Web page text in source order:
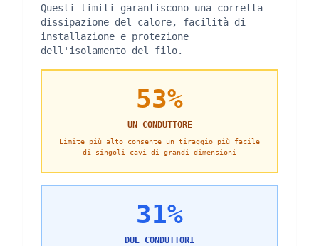
Questi limiti garantiscono una corretta
dissipazione del calore, facilità di
installazione e protezione
dell'isolamento del filo.
53%
UN CONDUTTORE
Limite più alto consente un tiraggio più facile
di singoli cavi di grandi dimensioni
31%
DUE CONDUTTORI